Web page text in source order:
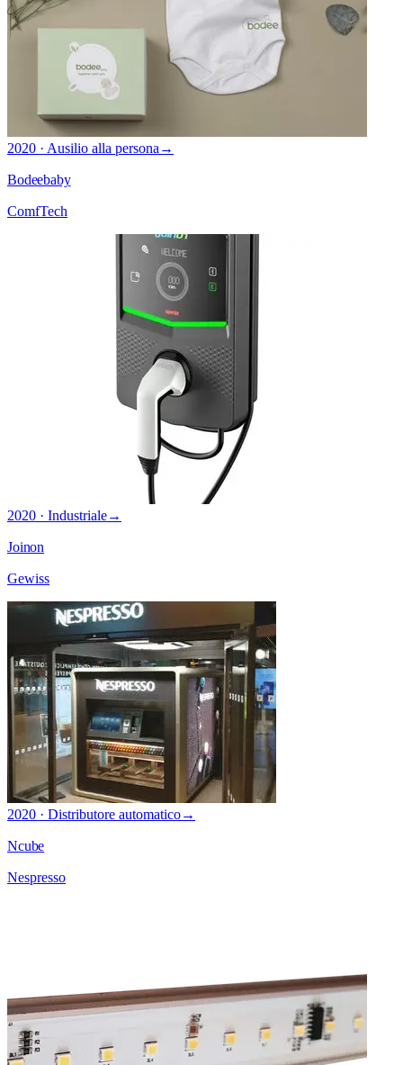
2020 · Ausilio alla persona →
Bodeebaby
ComfTech
2020 · Industriale→
Joinon
Gewiss
2020 · Distributore automatico→
Ncube
Nespresso